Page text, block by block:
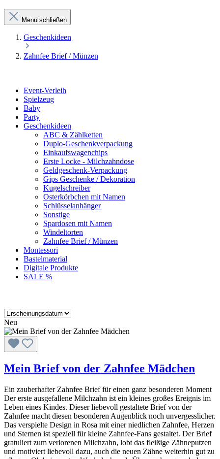
Menü schließen
Geschenkideen
Zahnfee Brief / Münzen
Event-Verleih
Spielzeug
Baby
Party
Geschenkideen
ABC & Zählketten
Duplo-Geschenkverpackung
Einkaufswagenchips
Erste Locke - Milchzahndose
Geldgeschenk-Verpackung
Gips Geschenke / Dekoration
Kugelschreiber
Osterkörbchen mit Namen
Schlüsselanhänger
Sonstige
Spardosen mit Namen
Windeltorten
Zahnfee Brief / Münzen
Montessori
Bastelmaterial
Digitale Produkte
SALE %
Neu
Mein Brief von der Zahnfee Mädchen
Ein zauberhafter Zahnfee Brief für einen ganz besonderen Moment
Der erste ausgefallene Milchzahn ist ein kleines großes Ereignis im
Leben eines Kindes. Dieser liebevoll gestaltete Brief von der
Zahnfee macht diesen besonderen Augenblick noch unvergesslicher.
Das verspielte Design in Rosa mit einer niedlichen Zahnfee, Herzen
und Sternen ist speziell für kleine Zahnfee-Fans gestaltet. Der Brief
gratuliert zum verlorenen Milchzahn, lobt das fleißige Zähneputzen
und motiviert liebevoll dazu, auch die neuen Zähne weiterhin gut zu